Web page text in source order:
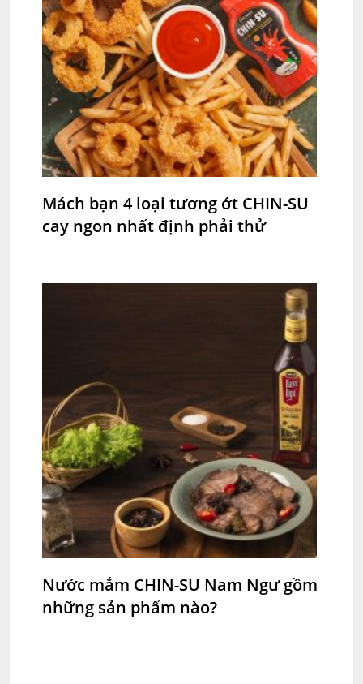
Mách bạn 4 loại tương ớt CHIN-SU
cay ngon nhất định phải thử
Nước mắm CHIN-SU Nam Ngư gồm
những sản phẩm nào?